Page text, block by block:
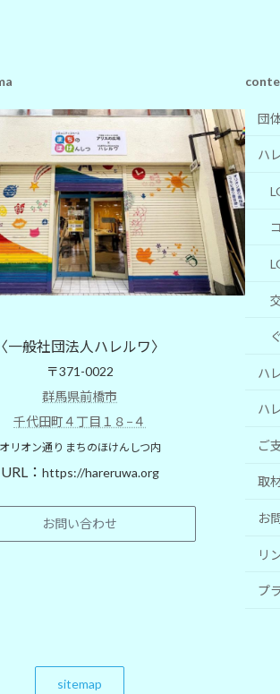
〈一般社団法人ハレルワ〉
〒371-0022
群馬県前橋市
千代田町４丁目１８−４
オリオン通り まちのほけんしつ内
URL： https://hareruwa.org
お問い合わせ
団
ハ
ハ
ハ
ご
取
お
リ
プ
sitemap